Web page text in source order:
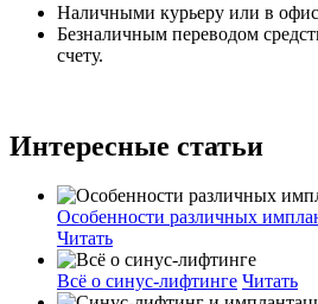
Наличными курьеру или в
Безналичным переводом
счету.
Интересные статьи
Особенности различных
Читать
Всё о синус-лифтинге Читать